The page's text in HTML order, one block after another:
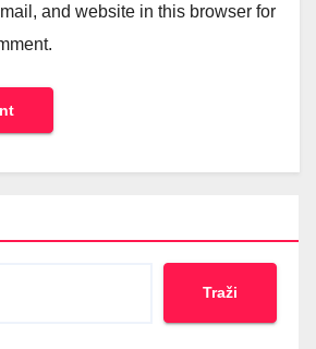
and website in this browser for
Traži